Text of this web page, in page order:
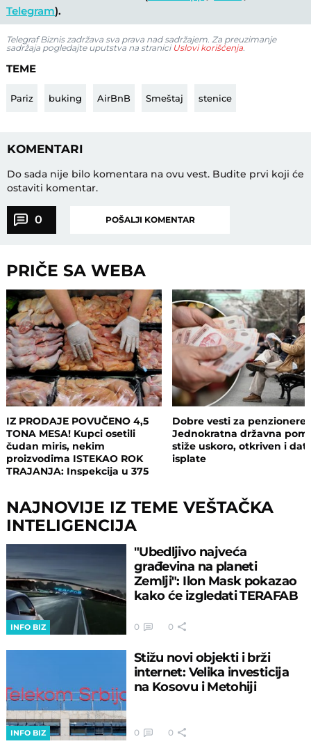
Telegram).
Telegraf Biznis zadržava sva prava nad sadržajem. Za preuzimanje
sadržaja pogledajte uputstva na stranici Uslovi korišćenja
TEME
Pariz buking AirBnB Smeštaj stenice
KOMENTARI
Do sada nije bilo komentara na ovu vest. Budite prvi koji će
ostaviti komentar.
0 POŠALJI KOMENTAR
PRIČE SA WEBA
IZ PRODAJE POVUČENO 4,5
TONA MESA! Kupci osetili
čudan miris, nekim
proizvodima ISTEKAO ROK
TRAJANJA: Inspekcija u 375
Dobre vesti za penzionere:
Jednokratna državna
stiže uskoro, otkriven i
isplate
NAJNOVIJE IZ TEME VEŠTAČKA
INTELIGENCIJA
INFO BIZ
"Ubedljivo najveća
građevina na planeti
Zemlji": Ilon Mask pokazao
kako će izgledati TERAFAB
0 0
INFO BIZ
Stižu novi objekti i brži
internet: Velika investicija
na Kosovu i Metohiji
0 0